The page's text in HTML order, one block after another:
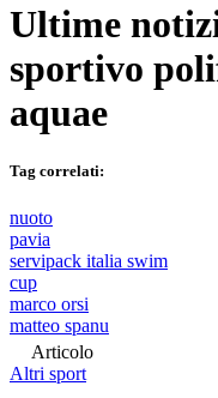
Ultime
sportivo
aquae
Tag correlati:
nuoto
pavia
servipack italia swim
cup
marco orsi
matteo spanu
Articolo
Altri sport